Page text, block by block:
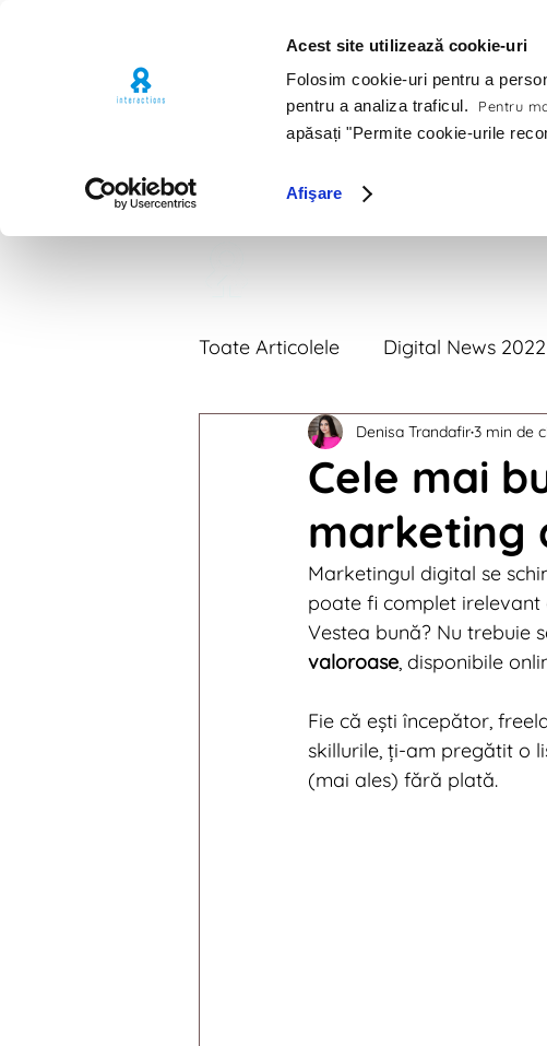
Acest site utilizează cookie-uri
Folosim cookie-uri pentru a
pentru a analiza traficul.
Pentru
apăsați "Permite cookie-urile
Afişare
Toate Articolele Digital News 2022
Digital News 2018 Digital
Digital News 2014 Digital
Digital News 2010 Digital
Cele mai
marketing
Denisa Trandafir3 min de
Marketingul digital se
poate fi complet irelevant
Vestea bună? Nu trebuie
valoroase, disponibile
Fie că ești începător,
skillurile, ți-am pregătit o
(mai ales) fără plată.